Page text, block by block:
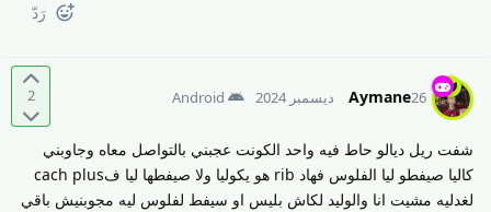
رَدّ
2 Aymane26 ديسمبر 2024 Android
شفت ريل ديالو حاط فيه واحد الكونت عجبني بالتواصل معاه وجاوبني
كاليا صيفطو ليا الفلوس فهاد rib هو يكوليا ولا صيفطها ليا فcach plus
لغدليه مشيت انا والوليد لكاش بليس او سيفط لفلوس ليه مجوبنيش باقي